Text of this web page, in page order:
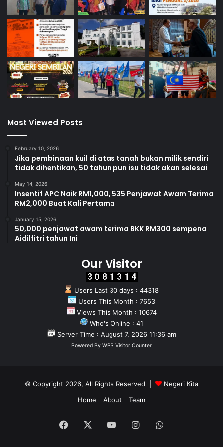
g
e
i
S
e
m
b
a
n
Most Viewed Posts
February 10, 2026
Jika pembinaan kuil di atas tanah bukan milik sendiri
tidak dihentikan, 50 tahun pun isu tidak akan selesai
May 14, 2026
Insentif APC Naik RM1,000, 535 Penjawat Awam Terima
RM2,000 Buat Kali Pertama
January 15, 2026
50,000 penjawat awam terima BKK RM300 sempena
Aidilfitri tahun Ini
Our Visitor
Users Last 30 days : 44318
Users This Month : 7653
Views This Month : 10674
Who's Online : 41
Server Time : August 7, 2026 11:36 am
Powered By WPS Visitor Counter
© Copyright 2026, All Rights Reserved |
Negeri Kita
Home
About Team
Facebook YouTubeInstagramWhatsApp